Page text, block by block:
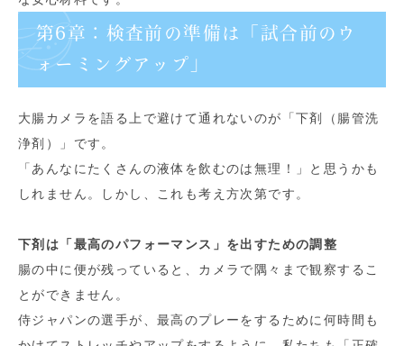
第6章：検査前の準備は「試合前のウ
ォーミングアップ」
大腸カメラを語る上で避けて通れないのが「下剤（腸管洗
浄剤）」です。
「あんなにたくさんの液体を飲むのは無理！」と思うかも
しれません。しかし、これも考え方次第です。
下剤は「最高のパフォーマンス」を出すための調整
腸の中に便が残っていると、カメラで隅々まで観察するこ
とができません。
侍ジャパンの選手が、最高のプレーをするために何時間も